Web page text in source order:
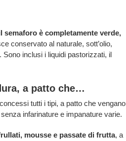
semaforo è completamente verde,
conservato al naturale, sott’olio,
inclusi i liquidi pastorizzati, il
a patto che…
tutti i tipi, a patto che vengano
infarinature e impanature varie.
mousse e passate di frutta, a